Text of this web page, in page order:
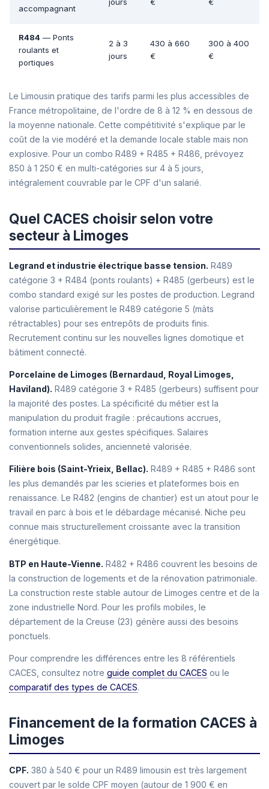
accompagnant
R484 — Ponts
roulants et
portiques
2 à 3
jours
430 à 660
€
300 à 400
€
Le Limousin pratique des tarifs parmi les plus accessibles de
France métropolitaine, de l'ordre de 8 à 12 % en dessous de
la moyenne nationale. Cette compétitivité s'explique par le
coût de la vie modéré et la demande locale stable mais non
explosive. Pour un combo R489 + R485 + R486, prévoyez
850 à 1 250 € en multi-catégories sur 4 à 5 jours,
intégralement couvrable par le CPF d'un salarié.
Quel CACES choisir selon votre
secteur à Limoges
Legrand et industrie électrique basse tension. R489
catégorie 3 + R484 (ponts roulants) + R485 (gerbeurs) est le
combo standard exigé sur les postes de production. Legrand
valorise particulièrement le R489 catégorie 5 (mâts
rétractables) pour ses entrepôts de produits finis.
Recrutement continu sur les nouvelles lignes domotique et
bâtiment connecté.
Porcelaine de Limoges (Bernardaud, Royal Limoges,
Haviland). R489 catégorie 3 + R485 (gerbeurs) suffisent pour
la majorité des postes. La spécificité du métier est la
manipulation du produit fragile : précautions accrues,
formation interne aux gestes spécifiques. Salaires
conventionnels solides, ancienneté valorisée.
Filière bois (Saint-Yrieix, Bellac). R489 + R485 + R486 sont
les plus demandés par les scieries et plateformes bois en
renaissance. Le R482 (engins de chantier) est un atout pour le
travail en parc à bois et le débardage mécanisé. Niche peu
connue mais structurellement croissante avec la transition
énergétique.
BTP en Haute-Vienne. R482 + R486 couvrent les besoins de
la construction de logements et de la rénovation patrimoniale.
La construction reste stable autour de Limoges centre et de la
zone industrielle Nord. Pour les profils mobiles, le
département de la Creuse (23) génère aussi des besoins
ponctuels.
Pour comprendre les différences entre les 8 référentiels
CACES, consultez notre guide complet du CACES ou le
comparatif des types de CACES.
Financement de la formation CACES à
Limoges
CPF. 380 à 540 € pour un R489 limousin est très largement
couvert par le solde CPF moyen (autour de 1 900 € en